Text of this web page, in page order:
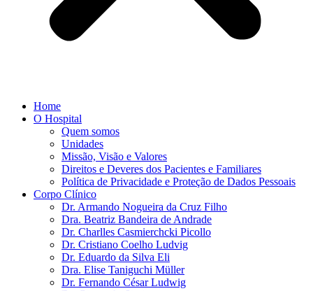
Home
O Hospital
Quem somos
Unidades
Missão, Visão e Valores
Direitos e Deveres dos Pacientes e Familiares
Política de Privacidade e Proteção de Dados Pessoais
Corpo Clínico
Dr. Armando Nogueira da Cruz Filho
Dra. Beatriz Bandeira de Andrade
Dr. Charlles Casmierchcki Picollo
Dr. Cristiano Coelho Ludvig
Dr. Eduardo da Silva Eli
Dra. Elise Taniguchi Müller
Dr. Fernando César Ludwig